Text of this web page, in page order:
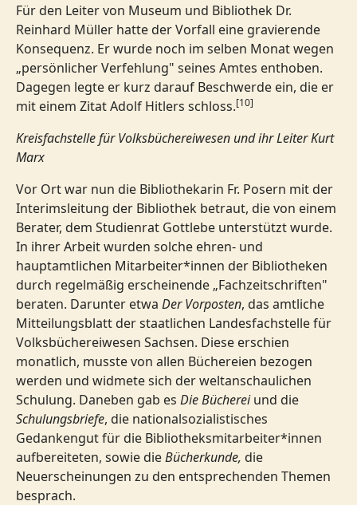
Für den Leiter von Museum und Bibliothek Dr.
Reinhard Müller hatte der Vorfall eine gravierende
Konsequenz. Er wurde noch im selben Monat wegen
„persönlicher Verfehlung" seines Amtes enthoben.
Dagegen legte er kurz darauf Beschwerde ein, die er
mit einem Zitat Adolf Hitlers schloss.[10]
Kreisfachstelle für Volksbüchereiwesen und ihr Leiter Kurt
Marx
Vor Ort war nun die Bibliothekarin Fr. Posern mit der
Interimsleitung der Bibliothek betraut, die von einem
Berater, dem Studienrat Gottlebe unterstützt wurde.
In ihrer Arbeit wurden solche ehren- und
hauptamtlichen Mitarbeiter*innen der Bibliotheken
durch regelmäßig erscheinende „Fachzeitschriften"
beraten. Darunter etwa Der Vorposten, das amtliche
Mitteilungsblatt der staatlichen Landesfachstelle für
Volksbüchereiwesen Sachsen. Diese erschien
monatlich, musste von allen Büchereien bezogen
werden und widmete sich der weltanschaulichen
Schulung. Daneben gab es Die Büchereiund die
Schulungsbriefe, die nationalsozialistisches
Gedankengut für die Bibliotheksmitarbeiter*innen
aufbereiteten, sowie dieBücherkunde, die
Neuerscheinungen zu den entsprechenden Themen
besprach.